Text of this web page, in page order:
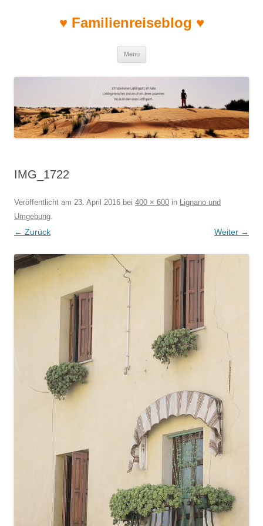
♥ Familienreiseblog ♥
Menü
IMG_1722
Veröffentlicht am 23. April 2016 bei 400 × 600 in Lignano und
Umgebung.
← Zurück Weiter →